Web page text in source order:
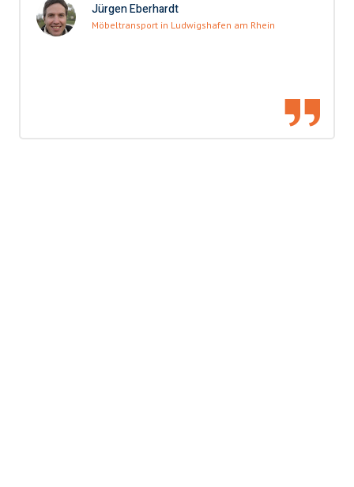
Jürgen Eberhardt
Möbeltransport in Ludwigshafen am Rhein